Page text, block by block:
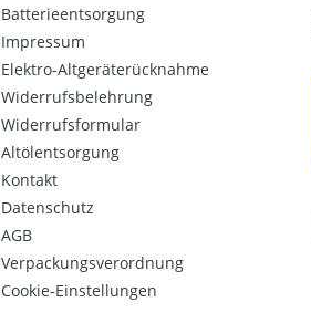
Batterieentsorgung
Impressum
Elektro-Altgeräterücknahme
Widerrufsbelehrung
Widerrufsformular
Altölentsorgung
Kontakt
Datenschutz
AGB
Verpackungsverordnung
Cookie-Einstellungen